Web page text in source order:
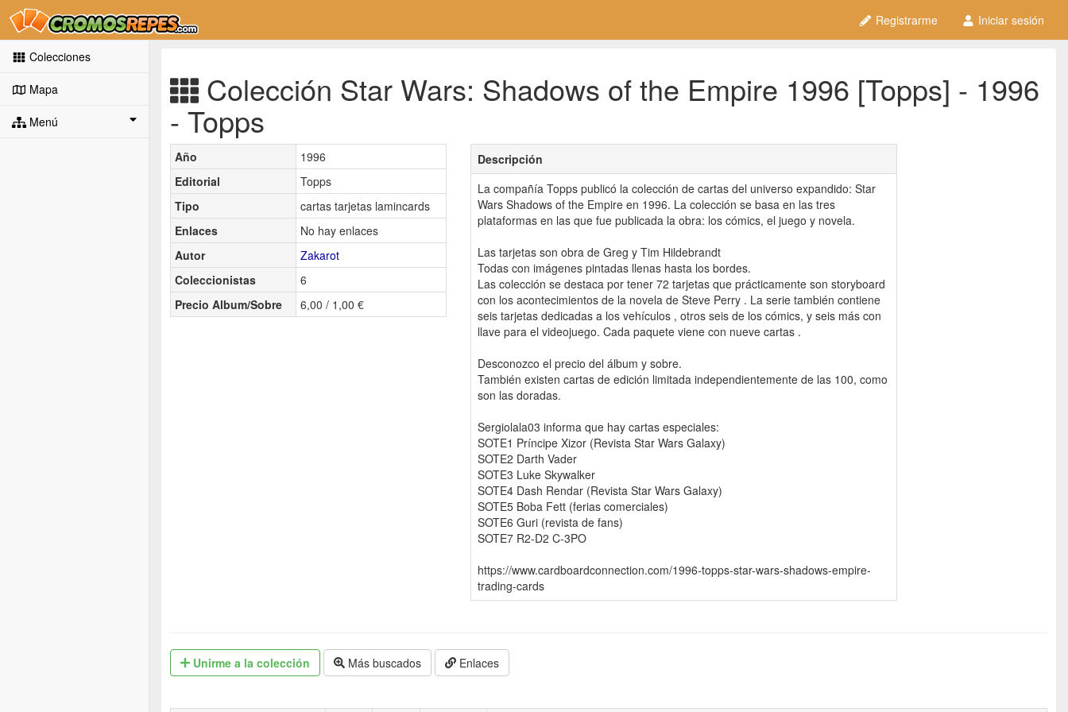
Registrarme Iniciar sesión
Colecciones
Mapa
Menú
Colección Star Wars: Shadows of the Empire 1996 [Topps] - 1996
- Topps
Año
1996
Editorial
Topps
Tipo
cartas tarjetas lamincards
Enlaces
No hay enlaces
Autor
Zakarot
Coleccionistas
6
Precio Album/Sobre
6,00 / 1,00 €
Descripción
La compañía Topps publicó la colección de cartas del universo expandido: Star
Wars Shadows of the Empire en 1996. La colección se basa en las tres
plataformas en las que fue publicada la obra: los cómics, el juego y novela.
Las tarjetas son obra de Greg y Tim Hildebrandt
Todas con imágenes pintadas llenas hasta los bordes.
Las colección se destaca por tener 72 tarjetas que prácticamente son storyboard
con los acontecimientos de la novela de Steve Perry . La serie también contiene
seis tarjetas dedicadas a los vehículos , otros seis de los cómics, y seis más con
llave para el videojuego. Cada paquete viene con nueve cartas .
Desconozco el precio del álbum y sobre.
También existen cartas de edición limitada independientemente de las 100, como
son las doradas.
Sergiolala03 informa que hay cartas especiales:
SOTE1 Príncipe Xizor (Revista Star Wars Galaxy)
SOTE2 Darth Vader
SOTE3 Luke Skywalker
SOTE4 Dash Rendar (Revista Star Wars Galaxy)
SOTE5 Boba Fett (ferias comerciales)
SOTE6 Guri (revista de fans)
SOTE7 R2-D2 C-3PO
https://www.cardboardconnection.com/1996-topps-star-wars-shadows-empire-
trading-cards
Unirme a la colección Más buscados Enlaces